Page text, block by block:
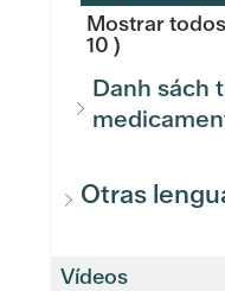
Mostrar
10 )
Danh sách
Otras
Vídeos